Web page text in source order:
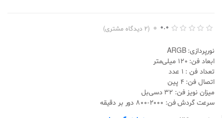
ت
ی
ا
ز
د
ی
0.0
(
2 دیدگاه مشتری)
نورپردازی: ARGB
ابعاد فن: 120 میلی‌متر
تعداد فن : 1 عدد
اتصال فن: 4 پین
میزان نویز فن: 32 دسی‌بل
سرعت گردش فن: 2000-800 دور بر دقیقه